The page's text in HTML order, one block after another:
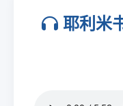
耶利米